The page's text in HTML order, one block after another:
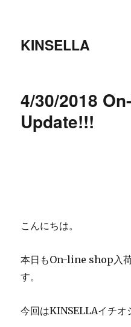
KINSELLA
4/30/2018
Update!!!
こんにちは。
本日もOn-line shop入
す。
今回はKINSELLAイチオ